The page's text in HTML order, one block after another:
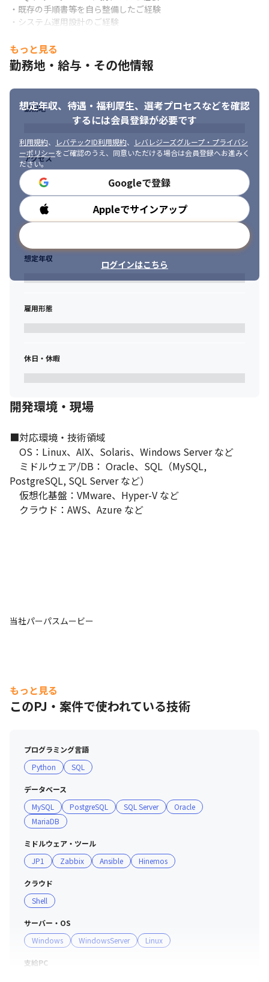
・既存の手順書等を自ら整備したご経験
・システム運用設計のご経験
■求める人物像
・技術を学ぶ事が大好きで、高い成長意欲をお持ちの方
・スキルアップ/市場価値向上の為に、自己学習出来る方
もっと見る
勤務地・給与・その他情報
想定年収、待遇・福利厚生、 選考プロセスなどを確認
するには会員登録が必要です
利用規約、 レバテックID利用規約、
レバレジーズグループ・プライバシ
ーポリシーをご確認のうえ、同意いただける場合は会員登録へお進みく
ださい。
Googleで登録
Appleでサインアップ
ログインはこちら
勤務地
アクセス
勤務時間
想定年収
雇用形態
休日・休暇
開発環境・現場
■対応環境・技術領域
OS：Linux、AIX、Solaris、Windows Server など
ミドルウェア/DB： Oracle、SQL（MySQL,
PostgreSQL, SQL Server など）
仮想化基盤：VMware、Hyper-V など
クラウド：AWS、Azure など
当社パーパスムービー
もっと見る
このPJ・案件で使われている技術
プログラミング言語
Python
SQL
データベース
MySQL
PostgreSQL SQL Server
Oracle
MariaDB
ミドルウェア・ツール
JP1
Zabbix Ansible Hinemos
クラウド
Shell
サーバー・OS
Windows
WindowsServer Linux
支給PC